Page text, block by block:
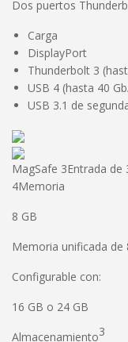
Dos puertos
Carga
DisplayPort
Thunderbolt 3
USB 4 (hasta 40
USB 3.1 de
MagSafe 3Entrada
4Memoria
8 GB
Memoria unificada de
Configurable con:
16 GB o 24 GB
Almacenamiento3